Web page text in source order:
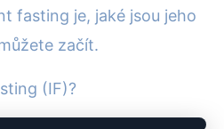
fasting je, jaké jsou jeho
začít.
(IF)?